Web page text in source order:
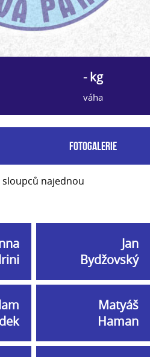
- kg
váha
Fotogalerie
sloupců najednou
Jan
Bydžovský
Matyáš
Haman